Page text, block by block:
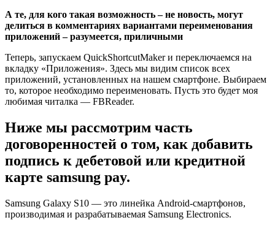
А те, для кого такая возможность – не новость, могут
делиться в комментариях вариантами переименования
приложений – разумеется, приличными
Теперь, запускаем QuickShortcutMaker и переключаемся на
вкладку «Приложения». Здесь мы видим список всех
приложений, установленных на нашем смартфоне. Выбираем
то, которое необходимо переименовать. Пусть это будет моя
любимая читалка — FBReader.
Ниже мы рассмотрим часть
договоренностей о том, как добавить
подпись к дебетовой или кредитной
карте samsung pay.
Samsung Galaxy S10 — это линейка Android-смартфонов,
производимая и разрабатываемая Samsung Electronics.